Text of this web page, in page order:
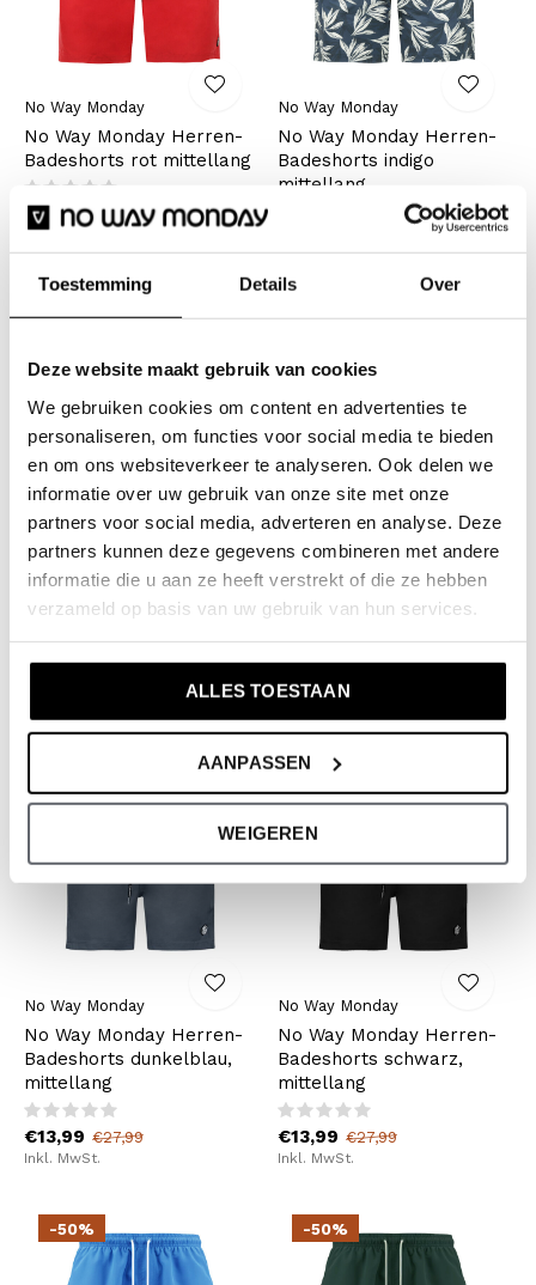
Toestemming Details Over
Deze website maakt gebruik van cookies
We gebruiken cookies om content en advertenties te
personaliseren, om functies voor social media te bieden
en om ons websiteverkeer te analyseren. Ook delen we
informatie over uw gebruik van onze site met onze
partners voor social media, adverteren en analyse. Deze
partners kunnen deze gegevens combineren met andere
informatie die u aan ze heeft verstrekt of die ze hebben
verzameld op basis van uw gebruik van hun services.
ALLES TOESTAAN
AANPASSEN
WEIGEREN
No Way Monday
No Way Monday Herren-
Badeshorts rot mittellang
€14,99 €29,99
Inkl. MwSt.
No Way Monday
No Way Monday Herren-
Badeshorts indigo
mittellang
No Way Monday
No Way Monday Herren-
Badeshorts grau Waves
No Way Monday
No Way Monday Herren-
Badeshorts in Neongrün,
€13,99 €27,99
No Way Monday
No Way Monday Herren-
Badeshorts dunkelblau,
mittellang
€13,99 €27,99
Inkl. MwSt.
No Way Monday
No Way Monday Herren-
Badeshorts schwarz,
mittellang
€13,99 €27,99
Inkl. MwSt.
-50% -50%